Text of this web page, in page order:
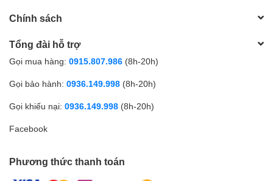
Chính sách
Tổng đài hỗ trợ
Gọi mua hàng: 0915.807.986 (8h-20h)
Gọi bảo hành: 0936.149.998 (8h-20h)
Gọi khiếu nại: 0936.149.998 (8h-20h)
Facebook
Phương thức thanh toán